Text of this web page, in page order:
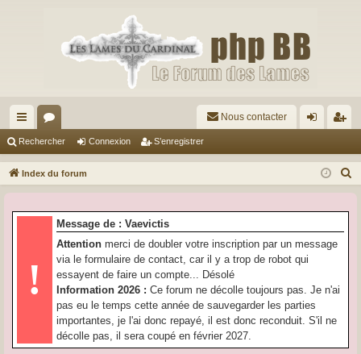
cc
ès
pi
or
u
s
Nous contacter
ne
on
nr
ist
Rechercher Connexion S’enregistrer
Index du forum
!
Message de : Vaevictis
Attention merci de doubler votre inscription par un message
via le formulaire de contact, car il y a trop de robot qui
essayent de faire un compte... Désolé
Information 2026 : Ce forum ne décolle toujours pas. Je n'ai
pas eu le temps cette année de sauvegarder les parties
importantes, je l'ai donc repayé, il est donc reconduit. S'il ne
décolle pas, il sera coupé en février 2027.